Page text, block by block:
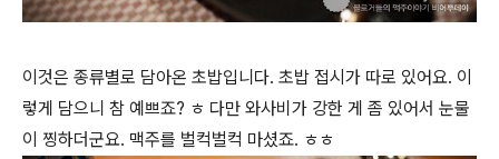
이것은 종류별로 담아온 초밥입니다. 초밥 접시가 따로 있어요. 이
렇게 담으니 참 예쁘죠? ㅎ 다만 와사비가 강한 게 좀 있어서 눈물
이 찡하더군요. 맥주를 벌컥벌컥 마셨죠. ㅎㅎ